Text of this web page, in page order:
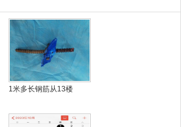
1米多长钢筋从13楼